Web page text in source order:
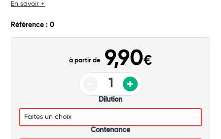
En savoir +
Référence : 0
à partir de 9,90€
Dilution
Contenance